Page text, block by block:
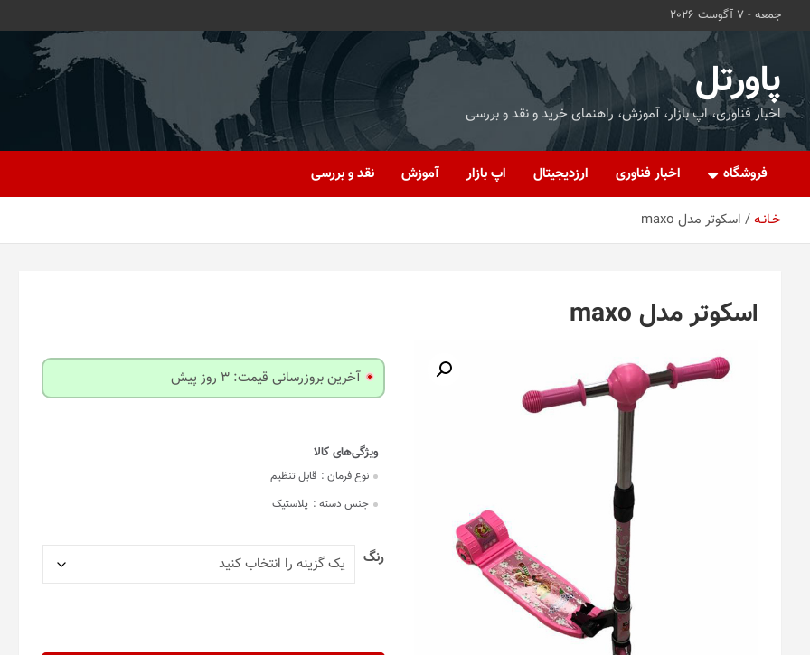
جمعه - 7 آگوست 2026
پاورتل
اخبار فناوری، اپ بازار، آموزش، راهنمای خرید و نقد و بررسی
فروشگاه اخبار فناوری ارزدیجیتال اپ بازار آموزش نقد و بررسی
خـانـه اسکوتر مدل maxo
اسکوتر مدل maxo
آخرین بروزرسانی قیمت: 3 روز پیش
نوع فرمان : قابل تنظیم
جنس دسته : پلاستیک
رنگ